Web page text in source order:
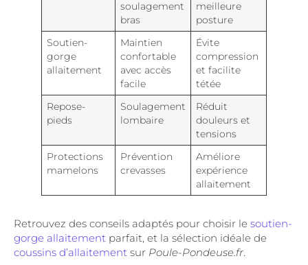
soulagement
bras
meilleure
posture
Soutien-
gorge
allaitement
Maintien
confortable
avec accès
facile
Évite
compression
et facilite
tétée
Repose-
pieds
Soulagement
lombaire
Réduit
douleurs et
tensions
Protections
mamelons
Prévention
crevasses
Améliore
expérience
allaitement
Retrouvez des conseils adaptés pour choisir le soutien-
gorge allaitement parfait, et la sélection idéale de
coussins d’allaitement sur Poule-Pondeuse.fr.